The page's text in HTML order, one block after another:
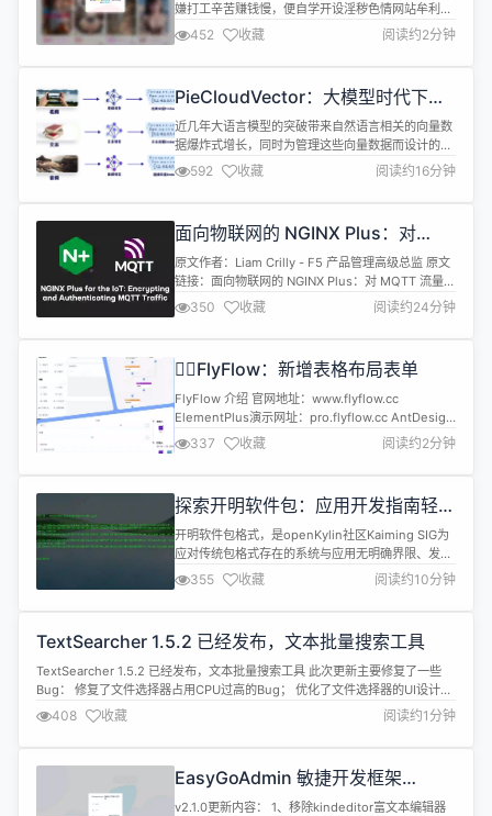
嫌打工辛苦赚钱慢，便自学开设淫秽色情网站牟利，
最终因涉嫌制作、复制、出版贩卖、传播淫秽物品罪
被依法刑事拘留。 据悉，涉案的唐某某、姚某某是中
学同学，一次偶然的机会看到了网络上一些需要付费
发家致富的想法。 虽然两人只有大专学历，对网络技
术也不精通，但却通过整日泡在贴...
452 收藏 阅读约2分钟
PieCloudVector：大模型时代下向
量数据库的设计与应用
近几年大语言模型的突破带来自然语言相关的向量数
据爆炸式增长，同时为管理这些向量数据而设计的向
量数据库的关注度也在不断提高。大语言模型和向量
数据库的组合在多个领域都具有广泛的应用，如语义
检索、推荐系统、问答机器人等。本文将探讨向量数
详细介绍拓数派向量数据库 PieCloudVector 的架构
设计与技术实现。 随着...
592 收藏 阅读约16分钟
面向物联网的 NGINX Plus：对
MQTT 流量进行加密和身份验证
原文作者：Liam Crilly - F5 产品管理高级总监 原文
链接：面向物联网的 NGINX Plus：对 MQTT 流量进
行加密和身份验证 转载来源：NGINX 中文官网
NGINX 唯一中文官方社区 ，尽在nginx.org.cn 在关
于 NGINX Plus 和物联网（IoT）的系列博文（共两
350 收藏 阅读约24分钟
❤️‍🔥FlyFlow：新增表格布局表单
FlyFlow 介绍 官网地址：www.flyflow.cc
ElementPlus演示网址：pro.flyflow.cc AntDesign
演示网址：ant.flyflow.cc FlyFlow 借鉴了钉钉与飞
书的界面设计理念，致力于打造一款用户友好、快速
上手的工作流程工具。相较于传统的基于 BPMN.js
逻...
337 收藏 阅读约2分钟
探索开明软件包：应用开发指南轻松
掌握，快速上手！
开明软件包格式，是openKylin社区Kaiming SIG为
应对传统包格式存在的系统与应用无明确界限、发行
版碎片化、兼容性等问题而开发的一款全新软件包格
式，满足ISV（Independent Software Vendors）
应用发布和应用独立发布需求，并支持沙箱隔离，允
成。 一、开明软件包框架结构 开明...
355 收藏 阅读约10分钟
TextSearcher 1.5.2 已经发布，文本批量搜索工具
TextSearcher 1.5.2 已经发布，文本批量搜索工具 此次更新主要修复了一些
Bug： 修复了文件选择器占用CPU过高的Bug； 优化了文件选择器的UI设计。
详情查看：https://gitee.com/qw3670/text-searcher/releases/1.5.2
408 收藏 阅读约1分钟
EasyGoAdmin 敏捷开发框架
GoFrame+Layui 版本 v2.1.0 发布
v2.1.0更新内容： 1、移除kindeditor富文本编辑器